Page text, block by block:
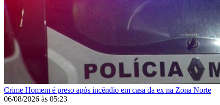
Crime Homem é preso após incêndio em casa da ex na Zona Norte
06/08/2026 às 05:23